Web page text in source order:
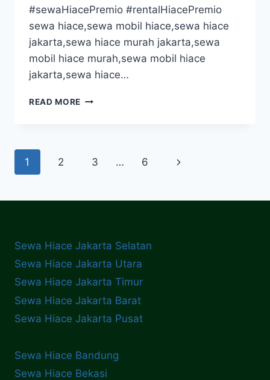
#sewaHiacePremio #rentalHiacePremio
sewa hiace,sewa mobil hiace,sewa hiace
jakarta,sewa hiace murah jakarta,sewa
mobil hiace murah,sewa mobil hiace
jakarta,sewa hiace…
READ MORE SEWA
DIAMOND
Page
1 2 3 … 6
Next
Sewa Hiace Jakarta Selatan
Sewa Hiace Jakarta Utara
Sewa Hiace Jakarta Timur
Sewa Hiace Jakarta Barat
Sewa Hiace Jakarta Pusat
Sewa Hiace Bandung
Sewa Hiace Bekasi